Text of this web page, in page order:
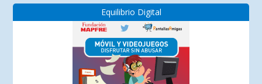
Equilibrio Digital